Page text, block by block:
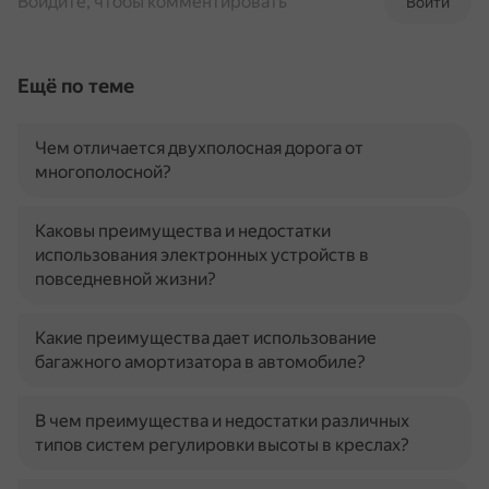
Ещё по теме
Чем отличается двухполосная дорога от
многополосной?
Каковы преимущества и недостатки
использования электронных устройств в
повседневной жизни?
Какие преимущества дает использование
багажного амортизатора в автомобиле?
В чем преимущества и недостатки различных
типов систем регулировки высоты в креслах?